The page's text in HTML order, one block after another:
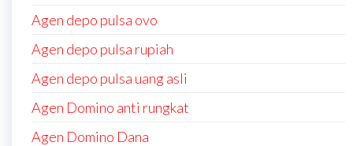
Agen depo pulsa ovo
Agen depo pulsa rupiah
Agen depo pulsa uang asli
Agen Domino anti rungkat
Agen Domino Dana